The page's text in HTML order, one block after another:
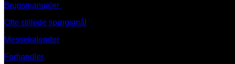
Brugsmanualer
Ofte stillede spørgsmål
Messekalender
Forhandler